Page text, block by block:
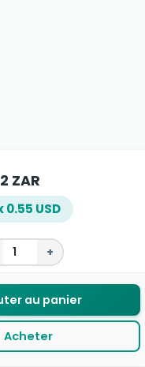
2 ZAR
0.55 USD
+
au panier
Acheter